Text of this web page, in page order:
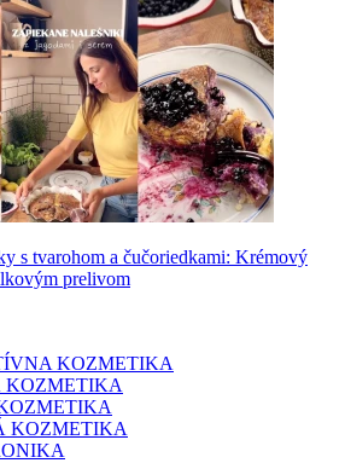
s tvarohom a čučoriedkami: Krémový
prelivom
KOZMETIKA
KOZMETIKA
KOZMETIKA